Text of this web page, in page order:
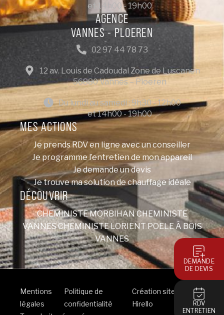
DEMANDE
DE DEVIS
RDV
ENTRETIEN
DÉCOUVRIR
CHEMINISTE MORBIHANCHEMINISTE
VANNESCHEMINISTE LORIENT POELE À BOIS
VANNES
MES ACTIONS
Je prends RDV en ligne avec un conseiller
Je programme l’entretien de mon appareil
Je demande un devis
Je trouve ma solution de chauffage idéale
AGENCE
VANNES - PLOEREN
02 97 44 78 73
12 av. Louis de Cadoudal Zone de Luscanen
56880 Vannes – Ploeren
Du lundi au samedi : 9h30 - 12h00
et 14h00 - 19h00
et 14h00 - 19h00
Mentions
légales
Politique de
confidentialité
Création site internet
Hirello